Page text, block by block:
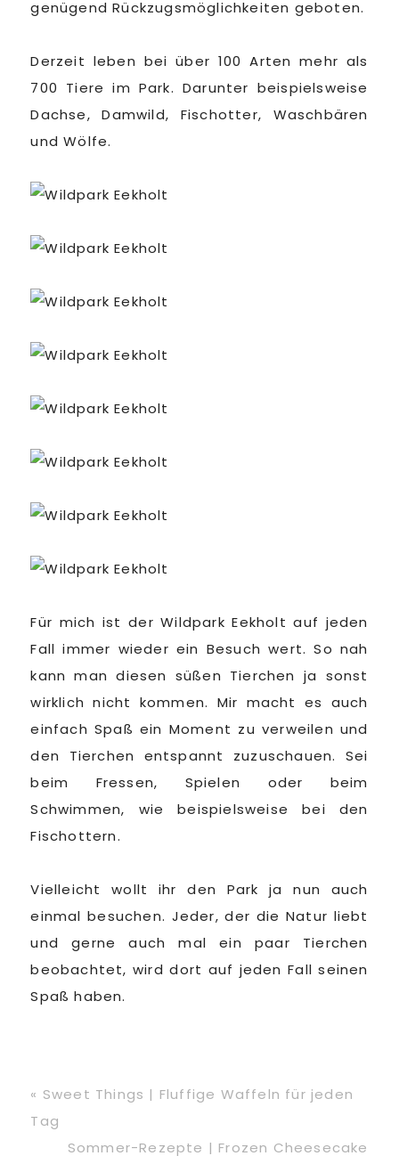
genügend Rückzugsmöglichkeiten geboten.
Derzeit leben bei über 100 Arten mehr als
700 Tiere im Park. Darunter beispielsweise
Dachse, Damwild, Fischotter, Waschbären
und Wölfe.
Für mich ist der Wildpark Eekholt auf jeden
Fall immer wieder ein Besuch wert. So nah
kann man diesen süßen Tierchen ja sonst
wirklich nicht kommen. Mir macht es auch
einfach Spaß ein Moment zu verweilen und
den Tierchen entspannt zuzuschauen. Sei
beim Fressen, Spielen oder beim
Schwimmen, wie beispielsweise bei den
Fischottern.
Vielleicht wollt ihr den Park ja nun auch
einmal besuchen. Jeder, der die Natur liebt
und gerne auch mal ein paar Tierchen
beobachtet, wird dort auf jeden Fall seinen
Spaß haben.
Vorheriger
Beitrag:
« Sweet Things | Fluffige Waffeln für jeden
Tag
Nächster
Sommer-Rezepte | Frozen Cheesecake